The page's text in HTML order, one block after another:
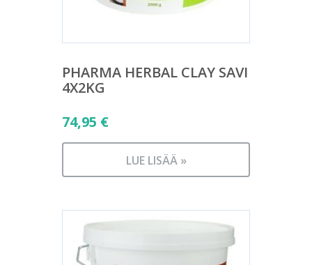
PHARMA HERBAL CLAY SAVI
4X2KG
74,95 €
LUE LISÄÄ »